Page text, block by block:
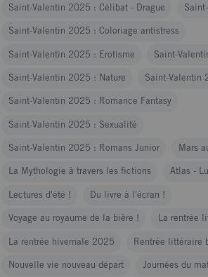
Saint-Valentin 2025 : Célibat - Drague
Saint-Valentin 2025 : Coloriage antistress
Saint-Valentin 2025 : Erotisme Saint-
Saint-Valentin 2025 : Nature Saint-Valentin
Saint-Valentin 2025 : Romance Fantasy
Saint-Valentin 2025 : Sexualité
Saint-Valentin 2025 : Romans Junior Mars
La Mythologie à travers les fictions Atlas -
Lectures d'été ! Du livre à l'écran !
Voyage au royaume de la bière ! La rentrée
La rentrée hivernale 2025 Rentrée littéraire
Nouvelle vie nouveau départ Journées du